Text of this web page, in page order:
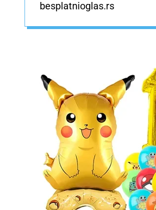
besplatnioglas.rs